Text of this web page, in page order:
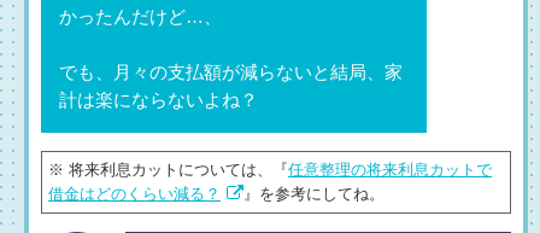
かったんだけど…、
でも、月々の支払額が減らないと結局、家
計は楽にならないよね？
※ 将来利息カットについては、『任意整理の将来利息カットで
借金はどのくらい減る？
』を参考にしてね。